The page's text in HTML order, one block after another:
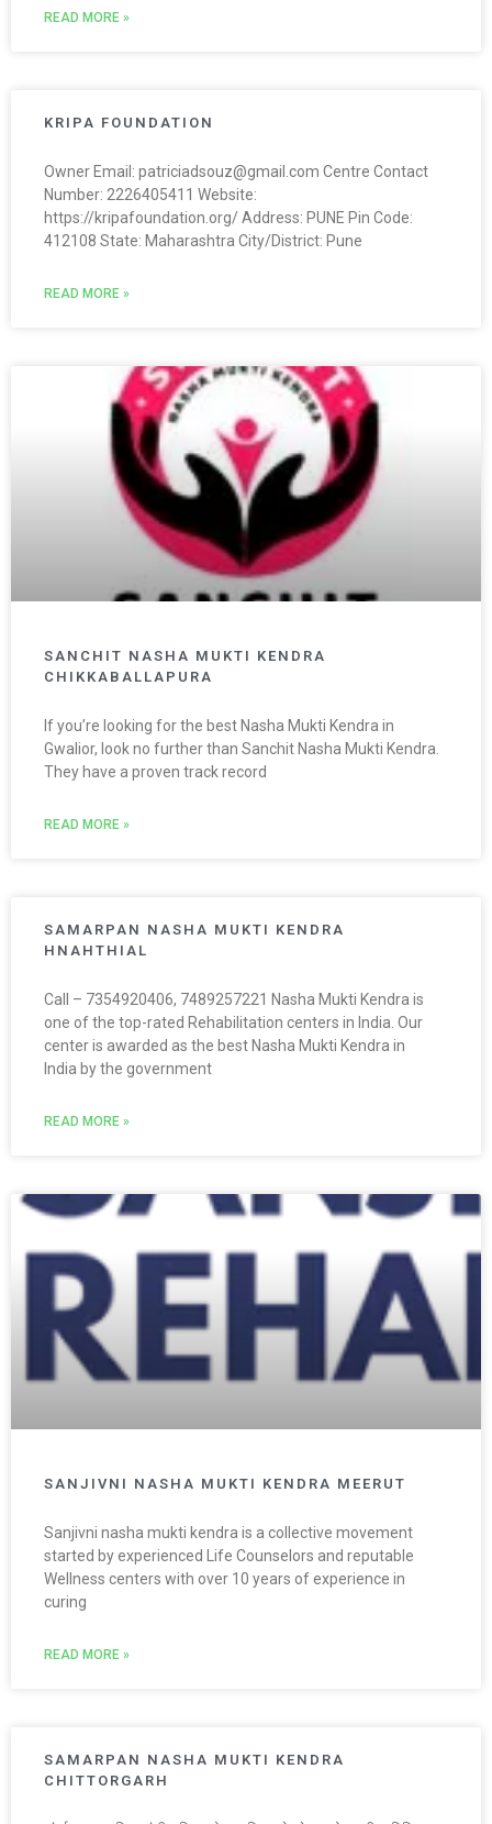
READ MORE »
KRIPA FOUNDATION
Owner Email: patriciadsouz@gmail.com Centre Contact
Number: 2226405411 Website:
https://kripafoundation.org/ Address: PUNE Pin Code:
412108 State: Maharashtra City/District: Pune
READ MORE »
SANCHIT NASHA MUKTI KENDRA
CHIKKABALLAPURA
If you’re looking for the best Nasha Mukti Kendra in
Gwalior, look no further than Sanchit Nasha Mukti Kendra.
They have a proven track record
READ MORE »
SAMARPAN NASHA MUKTI KENDRA
HNAHTHIAL
Call – 7354920406, 7489257221 Nasha Mukti Kendra is
one of the top-rated Rehabilitation centers in India. Our
center is awarded as the best Nasha Mukti Kendra in
India by the government
READ MORE »
SANJIVNI NASHA MUKTI KENDRA MEERUT
Sanjivni nasha mukti kendra is a collective movement
started by experienced Life Counselors and reputable
Wellness centers with over 10 years of experience in
curing
READ MORE »
SAMARPAN NASHA MUKTI KENDRA
CHITTORGARH